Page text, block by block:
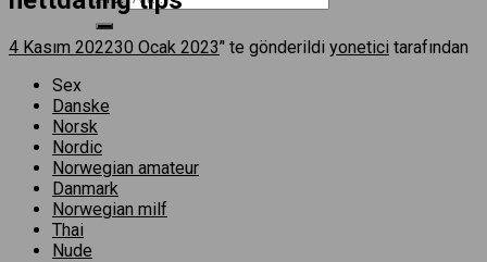
4 Kasım 202230 Ocak 2023’' te gönderildi yonetici tarafından
Sex
Danske
Norsk
Nordic
Norwegian amateur
Danmark
Norwegian milf
Thai
Nude